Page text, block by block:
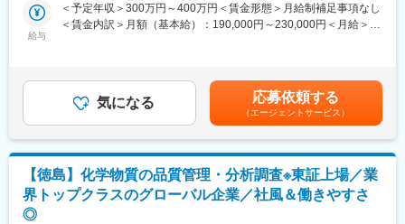
代）が在籍しています。ベテランから中堅までバランスよく在籍
しており、落ち着いた雰囲気の職場です。設計（機械2名・電気1
■企業の特徴／魅力：
当社は、無振動で部品を整列供給する「回転円盤式部品整列供給
装置」で「ものづくり日本大賞 優秀賞」を受賞するなど、高い技
術力を持つ省力化機械メーカーです。自動車・食品・医薬品など
多くの業界と取引しており、景気に左右されにくい安定した事業
基盤があります。
給与
＜予定年収＞300万円～400万円＜賃金形態＞月給制補足事項なし
＜賃金内訳＞月額（基本給）：190,000円～230,000円＜月給＞
ヶ月賃金はあくまでも目安の金額であり、選考を通じて上下する
可能性があります。月給(月額)は固定手当を含めた表記です。
気になる 応募依頼する
（エージェントサービス）
【徳島】化学物質の品質管理・分析調査※東証上場／業
界トップクラスのグローバル企業／社風＆働きやすさ
◎